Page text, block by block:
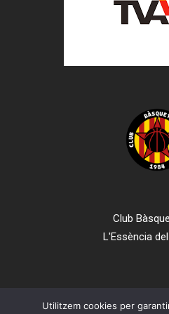
Club
L'Essència
Utilitzem cookies per